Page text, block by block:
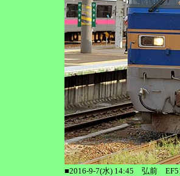
■2016-9-7(水) 14:45 弘前